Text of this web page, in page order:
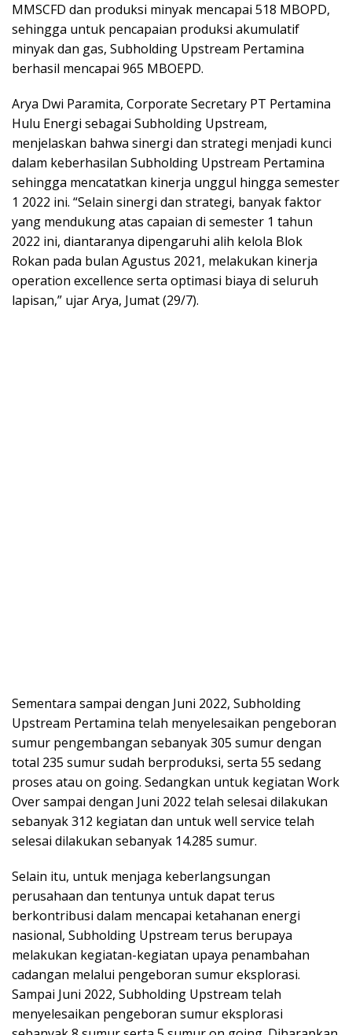
MMSCFD dan produksi minyak mencapai 518 MBOPD,
sehingga untuk pencapaian produksi akumulatif
minyak dan gas, Subholding Upstream Pertamina
berhasil mencapai 965 MBOEPD.
Arya Dwi Paramita, Corporate Secretary PT Pertamina
Hulu Energi sebagai Subholding Upstream,
menjelaskan bahwa sinergi dan strategi menjadi kunci
dalam keberhasilan Subholding Upstream Pertamina
sehingga mencatatkan kinerja unggul hingga semester
1 2022 ini. “Selain sinergi dan strategi, banyak faktor
yang mendukung atas capaian di semester 1 tahun
2022 ini, diantaranya dipengaruhi alih kelola Blok
Rokan pada bulan Agustus 2021, melakukan kinerja
operation excellence serta optimasi biaya di seluruh
lapisan,” ujar Arya, Jumat (29/7).
Sementara sampai dengan Juni 2022, Subholding
Upstream Pertamina telah menyelesaikan pengeboran
sumur pengembangan sebanyak 305 sumur dengan
total 235 sumur sudah berproduksi, serta 55 sedang
proses atau on going. Sedangkan untuk kegiatan Work
Over sampai dengan Juni 2022 telah selesai dilakukan
sebanyak 312 kegiatan dan untuk well service telah
selesai dilakukan sebanyak 14.285 sumur.
Selain itu, untuk menjaga keberlangsungan
perusahaan dan tentunya untuk dapat terus
berkontribusi dalam mencapai ketahanan energi
nasional, Subholding Upstream terus berupaya
melakukan kegiatan-kegiatan upaya penambahan
cadangan melalui pengeboran sumur eksplorasi.
Sampai Juni 2022, Subholding Upstream telah
menyelesaikan pengeboran sumur eksplorasi